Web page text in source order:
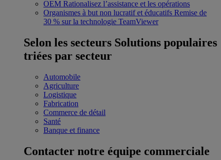
OEM Rationalisez l’assistance et les opérations
Organismes à but non lucratif et éducatifs Remise de
30 % sur la technologie TeamViewer
Selon les secteurs Solutions populaires
triées par secteur
Automobile
Agriculture
Logistique
Fabrication
Commerce de détail
Santé
Banque et finance
Contacter notre équipe commerciale